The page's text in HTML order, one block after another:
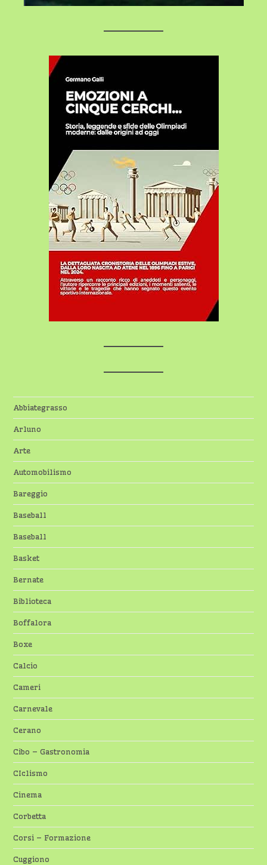
Abbiategrasso
Arluno
Arte
Automobilismo
Bareggio
Baseball
Baseball
Basket
Bernate
Biblioteca
Boffalora
Boxe
Calcio
Cameri
Carnevale
Cerano
Cibo – Gastronomia
CIclismo
Cinema
Corbetta
Corsi – Formazione
Cuggiono